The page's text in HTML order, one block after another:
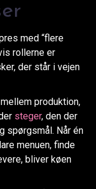
med “flere
rollerne er
der står i vejen
produktion,
steger, den der
spørgsmål. Når én
menuen, finde
bliver køen